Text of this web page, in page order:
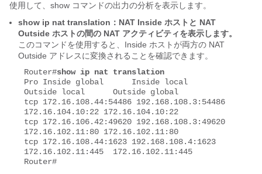
使用して、show コマンドの出力の分析を表示します。
show ip nat translation：NAT Inside ホストと NAT
Outside ホストの間の NAT アクティビティを表示します。
このコマンドを使用すると、Inside ホストが両方の NAT
Outside アドレスに変換されることを確認できます。
Router#show ip nat translation
Pro Inside global      Inside local
Outside local      Outside global
tcp 172.16.108.44:54486 192.168.108.3:54486
172.16.104.10:22 172.16.104.10:22
tcp 172.16.106.42:49620 192.168.108.3:49620
172.16.102.11:80 172.16.102.11:80
tcp 172.16.108.44:1623 192.168.108.4:1623
172.16.102.11:445  172.16.102.11:445
Router#